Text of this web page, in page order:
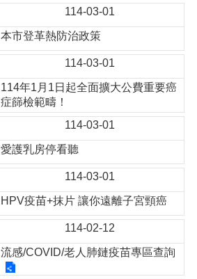
114-03-01
本市登革熱防治政策
114-03-01
114年1月1日起全面擴大公費重要癌
症篩檢範疇！
114-03-01
愛護乳房停看聽
114-03-01
HPV疫苗+抹片 讓你遠離子宮頸癌
114-02-12
流感/COVID/老人肺鏈疫苗專區查詢